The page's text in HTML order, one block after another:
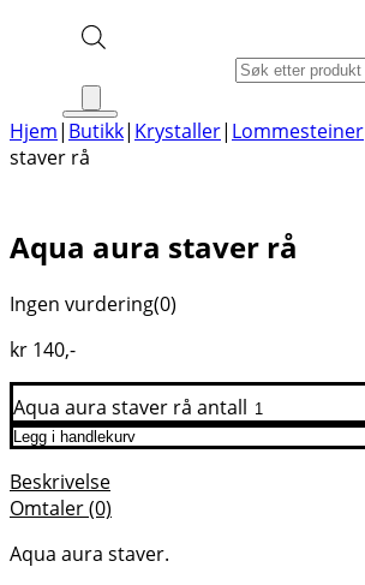
Hjem| Butikk| Krystaller| Lommesteiner
staver rå
Aqua aura staver rå
Ingen vurdering(0)
kr 140,-
Aqua aura staver rå antall
Legg i handlekurv
Beskrivelse
Omtaler (0)
Aqua aura staver.